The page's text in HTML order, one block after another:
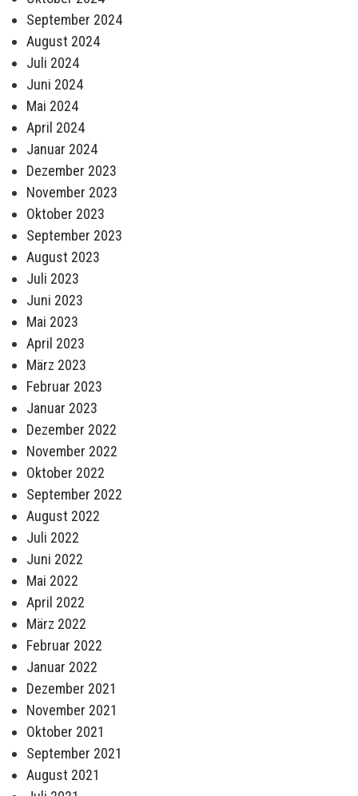
September 2024
August 2024
Juli 2024
Juni 2024
Mai 2024
April 2024
Januar 2024
Dezember 2023
November 2023
Oktober 2023
September 2023
August 2023
Juli 2023
Juni 2023
Mai 2023
April 2023
März 2023
Februar 2023
Januar 2023
Dezember 2022
November 2022
Oktober 2022
September 2022
August 2022
Juli 2022
Juni 2022
Mai 2022
April 2022
März 2022
Februar 2022
Januar 2022
Dezember 2021
November 2021
Oktober 2021
September 2021
August 2021